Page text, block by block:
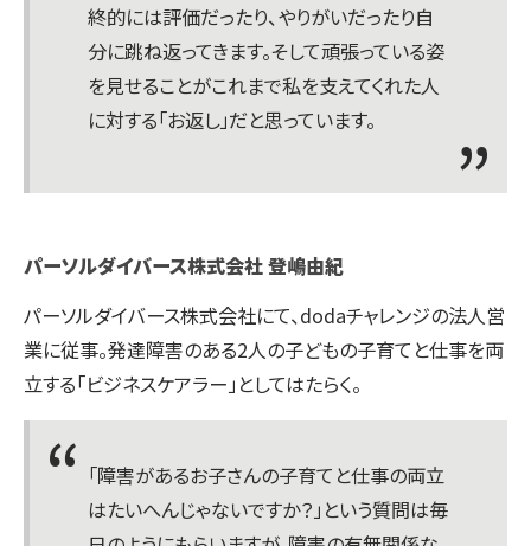
終的には評価だったり、やりがいだったり自
分に跳ね返ってきます。そして頑張っている姿
を見せることがこれまで私を支えてくれた人
に対する「お返し」だと思っています。
パーソルダイバース株式会社 登嶋由紀
パーソルダイバース株式会社にて、dodaチャレンジの法人営
業に従事。発達障害のある2人の子どもの子育てと仕事を両
立する「ビジネスケアラー」としてはたらく。
「障害があるお子さんの子育てと仕事の両立
はたいへんじゃないですか？」という質問は毎